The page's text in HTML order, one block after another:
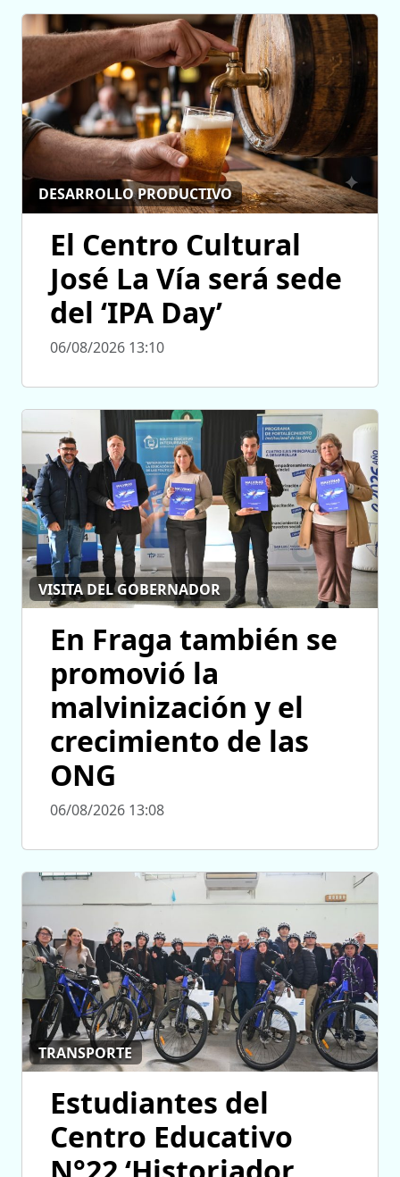
DESARROLLO PRODUCTIVO
El Centro Cultural
José La Vía será sede
del ‘IPA Day’
06/08/2026 13:10
VISITA DEL GOBERNADOR
En Fraga también se
promovió la
malvinización y el
crecimiento de las
ONG
06/08/2026 13:08
TRANSPORTE
Estudiantes del
Centro Educativo